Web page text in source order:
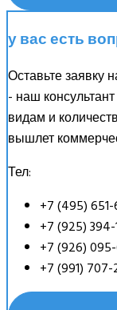
у вас есть
Оставьте заявку
- наш
видам и
вышлет
Тел:
+7 (495) 651-
+7 (925) 394-
+7 (926)
+7 (991) 707-